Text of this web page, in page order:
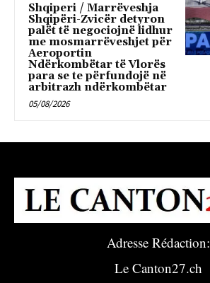
Shqiperi / Marrëveshja
Shqipëri-Zvicër detyron
palët të negociojnë lidhur
me mosmarrëveshjet për
Aeroportin
Ndërkombëtar të Vlorës
para se te përfundojë në
arbitrazh ndërkombëtar
05/08/2026
Adresse Rédaction:
Le Canton27.ch